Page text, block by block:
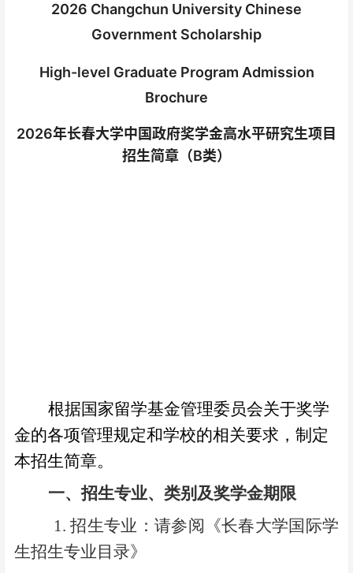
2026 Changchun University Chinese
Government Scholarship
High-level Graduate Program Admission
Brochure
2026年长春大学中国政府奖学金高水平研究生项目
招生简章（B类）
根据国家留学基金管理委员会关于奖学
金的各项管理规定和学校的相关要求，制定
本招生简章。
一、招生专业、类别及奖学金期限
1.招生专业：请参阅《长春大学国际学
生招生专业目录》